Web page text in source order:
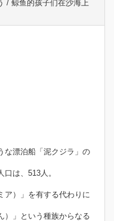
/ 鲸鱼的孩子们在沙海上
な漂泊船「泥クジラ」の
は、513人。
ア）」を有する代わりに
）」という種族からなる